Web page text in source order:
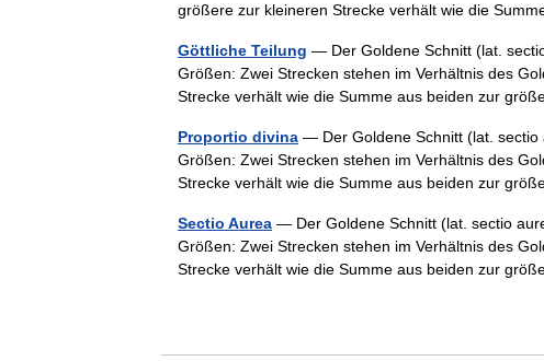
größere zur kleineren Strecke verhält wie die
Göttliche Teilung — Der Goldene Schnitt (lat.
Größen: Zwei Strecken stehen im Verhältnis des
Strecke verhält wie die Summe aus beiden zur
Proportio divina — Der Goldene Schnitt (lat. sectio
Größen: Zwei Strecken stehen im Verhältnis des
Strecke verhält wie die Summe aus beiden zur
Sectio Aurea — Der Goldene Schnitt (lat. sectio
Größen: Zwei Strecken stehen im Verhältnis des
Strecke verhält wie die Summe aus beiden zur